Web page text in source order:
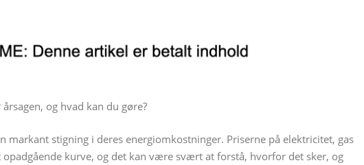
og hvad kan du gøre?
markant stigning i deres energiomkostninger. Priserne på elektricitet, gas
kurve, og det kan være svært at forstå, hvorfor det sker, og